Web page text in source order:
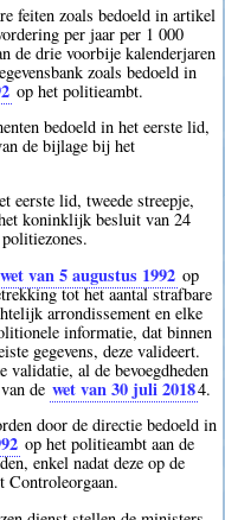
feiten zoals bedoeld in artikel
per jaar per 1 000
de drie voorbije kalenderjaren
zoals bedoeld in
op het politieambt.
bedoeld in het eerste lid,
de bijlage bij het
eerste lid, tweede streepje,
koninklijk besluit van 24
wet van 5 augustus 1992 op
tot het aantal strafbare
arrondissement en elke
informatie, dat binnen
gegevens, deze valideert.
validatie, al de bevoegdheden
de wet van 30 juli 20184.
door de directie bedoeld in
op het politieambt aan de
enkel nadat deze op de
Controleorgaan.